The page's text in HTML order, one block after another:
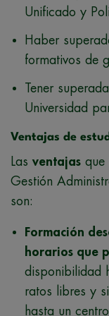
Unificado y
Haber
formativos de
Tener
Universidad
Ventajas de
Las ventajas que
Gestión
son:
Formación
horarios que
disponibilidad
ratos libres y
hasta un